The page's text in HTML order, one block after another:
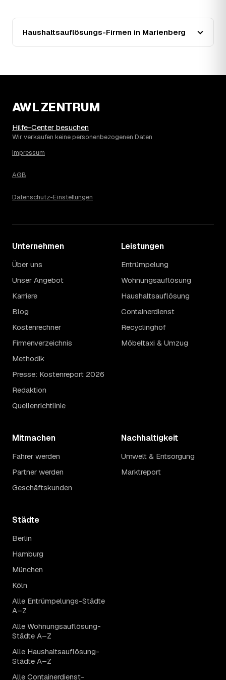
Seit 2021 zeigt der Trend in Marienberg eine klare
Richtung: steigend um rund 18 %, mit dem bisherigen
Umgebung von Marienberg?
Zöblitz liegt bei einem Ø-Preis von rund 2.039 € pro
Haushaltsauflösung, in Marienberg sind es im Schnitt
1.874 €. Die genaue Preisspanne hängt jeweils von Größe
Städtevergleich lohnt sich vor der Anfrage trotzdem.
Haushaltsauflösungs-Firmen in Marienberg
AWL ZENTRUM
Hilfe-Center besuchen
Wir verkaufen keine personenbezogenen Daten
Impressum
AGB
Datenschutz-Einstellungen
Unternehmen
Über uns
Unser Angebot
Karriere
Blog
Kostenrechner
Firmenverzeichnis
Methodik
Presse: Kostenreport 2026
Redaktion
Quellenrichtlinie
Leistungen
Entrümpelung
Wohnungsauflösung
Haushaltsauflösung
Containerdienst
Recyclinghof
Möbeltaxi & Umzug
Mitmachen
Fahrer werden
Partner werden
Geschäftskunden
Nachhaltigkeit
Umwelt & Entsorgung
Marktreport
Städte
Berlin
Hamburg
München
Köln
Alle Entrümpelungs-Städte
A–Z
Alle Wohnungsauflösung-
Städte A–Z
Alle Haushaltsauflösung-
Städte A–Z
Alle Containerdienst-